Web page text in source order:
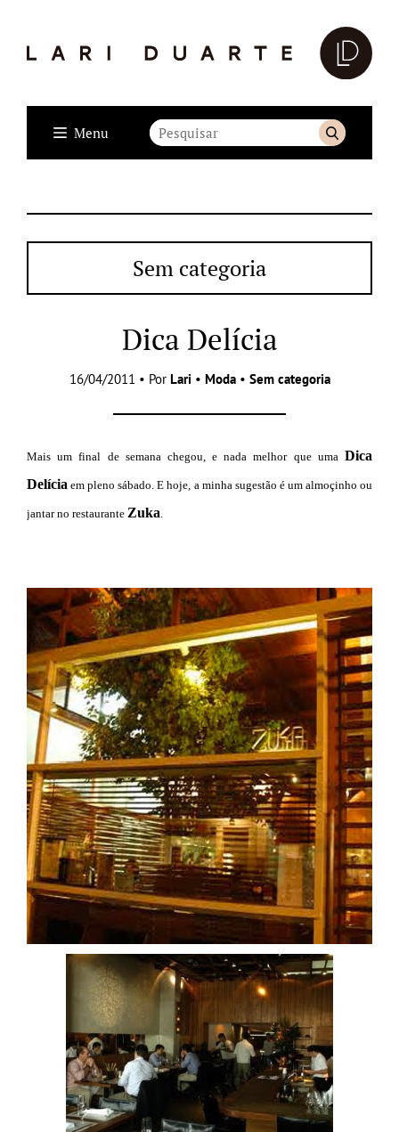
Menu
Sem categoria
Dica Delícia
16/04/2011 • Por Lari • Moda• Sem categoria
Mais um final de semana chegou, e nada melhor que uma Dica
Delícia em pleno sábado. E hoje, a minha sugestão é um almoçinho ou
jantar no restaurante Zuka